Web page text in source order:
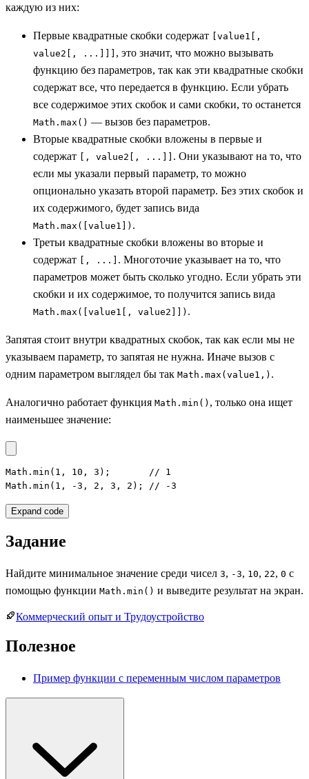
каждую из них:
Первые квадратные скобки содержат [value1[,
value2[, ...]]] , это значит, что можно вызывать
функцию без параметров, так как эти квадратные скобки
содержат все, что передается в функцию. Если убрать
все содержимое этих скобок и сами скобки, то останется
Math.max() — вызов без параметров.
Вторые квадратные скобки вложены в первые и
содержат [, value2[, ...]] . Они указывают на то, что
если мы указали первый параметр, то можно
опционально указать второй параметр. Без этих скобок и
их содержимого, будет запись вида
Math.max([value1]) .
Третьи квадратные скобки вложены во вторые и
содержат [, ...] . Многоточие указывает на то, что
параметров может быть сколько угодно. Если убрать эти
скобки и их содержимое, то получится запись вида
Math.max([value1[, value2]]) .
Запятая стоит внутри квадратных скобок, так как если мы не
указываем параметр, то запятая не нужна. Иначе вызов с
одним параметром выглядел бы так Math.max(value1,) .
Аналогично работает функция Math.min() , только она ищет
наименьшее значение:
Math.min(1, 10, 3);       // 1
Math.min(1, -3, 2, 3, 2); // -3
Expand code
Задание
Найдите минимальное значение среди чисел 3, -3, 10, 22, 0 с
помощью функции Math.min() и выведите результат на экран.
Коммерческий опыт и Трудоустройство
Полезное
Пример функции с переменным числом параметров